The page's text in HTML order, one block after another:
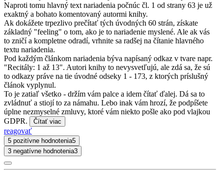
Naproti tomu hlavný text nariadenia počnúc čl. 1 od strany 63 je už
exaktný a bohato komentovaný autormi knihy.
Ak dokážete trpezlivo prečítať tých úvodných 60 strán, získate
základný "feeling" o tom, ako je to nariadenie myslené. Ale ak vás
to zničí a kompletne odradí, vrhnite sa radšej na čítanie hlavného
textu nariadenia.
Pod každým článkom nariadenia býva napísaný odkaz v tvare napr.
"Recitály: 1 až 13". Autori knihy to nevysvetľujú, ale zdá sa, že sú
to odkazy práve na tie úvodné odseky 1 - 173, z ktorých príslušný
článok vyplynul.
To je zatiaľ všetko - držím vám palce a idem čítať ďalej. Dá sa to
zvládnuť a stiojí to za námahu. Lebo inak vám hrozí, že podpíšete
úplne nezmyselné zmluvy, ktoré vám niekto pošle ako pod vlajkou
GDPR.
Čítať viac
reagovať
5 pozitívne hodnotenia5
3 negatívne hodnotenia3